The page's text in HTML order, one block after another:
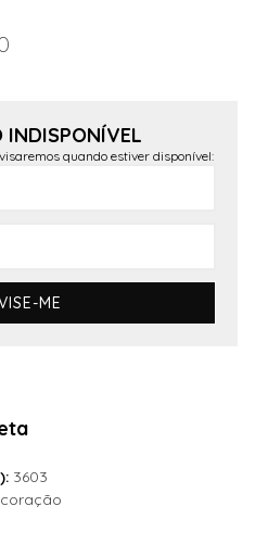
INDISPONÍVEL
quando estiver disponível:
ME
3603